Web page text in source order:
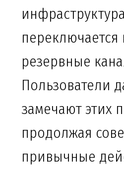
переключается
резервные
Пользователи
замечают этих
продолжая
привычные